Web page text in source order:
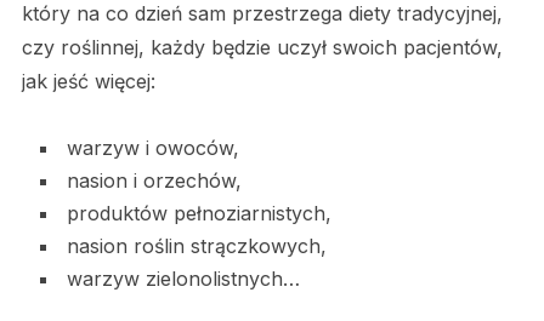
który na co dzień sam przestrzega diety tradycyjnej,
czy roślinnej, każdy będzie uczył swoich pacjentów,
jak jeść więcej:
warzyw i owoców,
nasion i orzechów,
produktów pełnoziarnistych,
nasion roślin strączkowych,
warzyw zielonolistnych…